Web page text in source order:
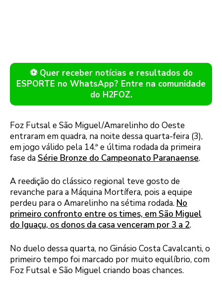
⚽ Quer receber notícias e resultados do
ESPORTE no WhatsApp? Entre na comunidade
do H2FOZ.
Foz Futsal e São Miguel/Amarelinho do Oeste
entraram em quadra, na noite dessa quarta-feira (3),
em jogo válido pela 14.ª e última rodada da primeira
fase da Série Bronze do Campeonato Paranaense.
A reedição do clássico regional teve gosto de
revanche para a Máquina Mortífera, pois a equipe
perdeu para o Amarelinho na sétima rodada. No
primeiro confronto entre os times, em São Miguel
do Iguaçu, os donos da casa venceram por 3 a 2.
No duelo dessa quarta, no Ginásio Costa Cavalcanti, o
primeiro tempo foi marcado por muito equilíbrio, com
Foz Futsal e São Miguel criando boas chances.